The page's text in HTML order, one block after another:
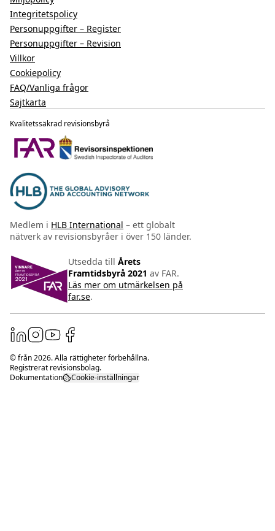
Integritetspolicy
Personuppgifter – Register
Personuppgifter – Revision
Villkor
Cookiepolicy
FAQ/Vanliga frågor
Sajtkarta
Kvalitetssäkrad revisionsbyrå
Medlem i HLB International – ett globalt
nätverk av revisionsbyråer i över 150 länder.
Utsedda till Årets
Framtidsbyrå 2021 av FAR.
Läs mer om utmärkelsen på
far.se.
© från2026. Alla rättigheter förbehållna.
Registrerat revisionsbolag.
Dokumentation
Cookie-inställningar